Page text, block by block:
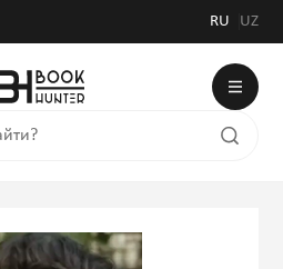
RU UZ